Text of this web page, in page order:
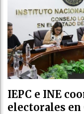
IEPC e INE
electorales en